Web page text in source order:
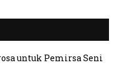
untuk Pemirsa Seni